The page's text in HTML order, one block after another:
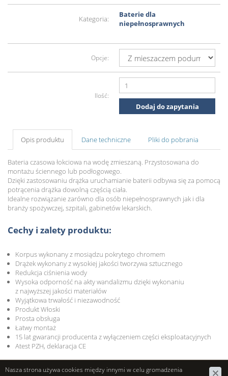
Kategoria:
Baterie dla
niepełnosprawnych
Opcje:
Ilość:
Dodaj do zapytania
Opis produktu Dane techniczne Pliki do pobrania
Bateria czasowa łokciowa na wodę zmieszaną. Przystosowana do
montażu ściennego lub podłogowego.
Dzięki zastosowaniu drążka uruchamianie baterii odbywa się za pomocą
potrącenia drążka dowolną częścią ciała.
Idealne rozwiązanie zarówno dla osób niepełnosprawnych jak i dla
branży spożywczej, szpitali, gabinetów lekarskich.
Cechy i zalety produktu:
Korpus wykonany z mosiądzu pokrytego chromem
Drążek wykonany z wysokiej jakości tworzywa sztucznego
Redukcja ciśnienia wody
Wysoka odporność na akty wandalizmu dzięki wykonaniu
z najwyższej jakości materiałów
Wyjątkowa trwałość i niezawodność
Produkt Włoski
Prosta obsługa
Łatwy montaż
15 lat gwarancji producenta z wyłączeniem części eksploatacyjnych
Atest PZH, deklaracja CE
Możliwość zastosowania mieszacza podumywalkowego o symbolu 9020
Nasza strona używa cookies między innymi w celu gromadzenia